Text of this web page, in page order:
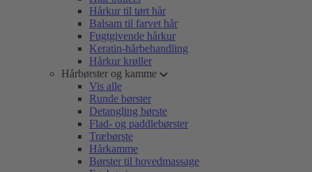
Hårkur til tørt hår
Balsam til farvet hår
Fugtgivende hårkur
Keratin-hårbehandling
Hårkur krøller
Hårbørster og kamme
Vis alle
Runde børster
Detangling børste
Flad- og paddlebørster
Træbørste
Hårkamme
Børster til hovedmassage